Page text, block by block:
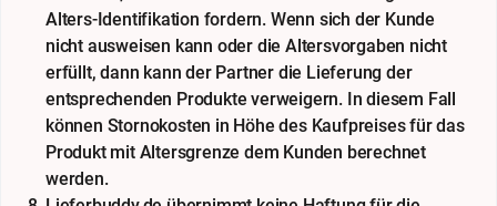
Alters-Identifikation fordern. Wenn sich der Kunde
nicht ausweisen kann oder die Altersvorgaben nicht
erfüllt, dann kann der Partner die Lieferung der
entsprechenden Produkte verweigern. In diesem Fall
können Stornokosten in Höhe des Kaufpreises für das
Produkt mit Altersgrenze dem Kunden berechnet
werden.